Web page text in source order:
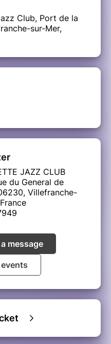
Club, Port de la
sur-Mer,
JAZZ CLUB
du General de
Villefranche-
message